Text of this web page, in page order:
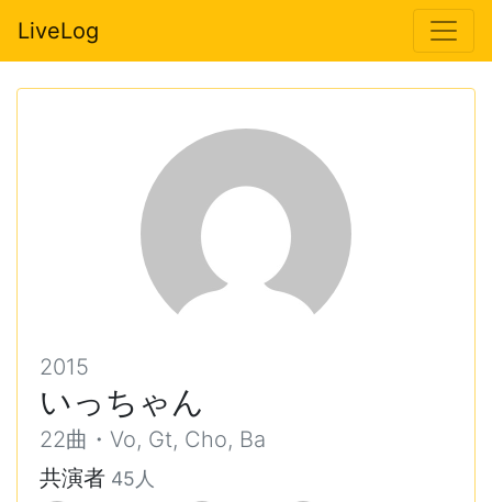
LiveLog
2015
いっちゃん
22曲・Vo, Gt, Cho, Ba
共演者 45人